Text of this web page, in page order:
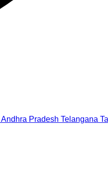
Andhra Pradesh Telangana